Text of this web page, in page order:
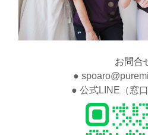
お問合
●
● 公式LINE（窓